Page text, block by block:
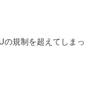
の規制を超えてしまっ